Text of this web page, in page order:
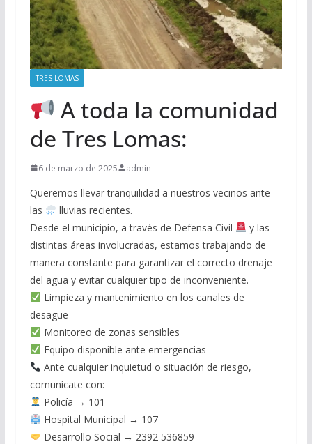
TRES LOMAS
A toda la comunidad
de Tres Lomas:
6 de marzo de 2025 admin
Queremos llevar tranquilidad a nuestros vecinos ante
las
lluvias recientes.
Desde el municipio, a través de Defensa Civil
y las
distintas áreas involucradas, estamos trabajando de
manera constante para garantizar el correcto drenaje
del agua y evitar cualquier tipo de inconveniente.
Limpieza y mantenimiento en los canales de
desagüe
Monitoreo de zonas sensibles
Equipo disponible ante emergencias
Ante cualquier inquietud o situación de riesgo,
comunícate con:
Policía → 101
Hospital Municipal → 107
Desarrollo Social → 2392 536859